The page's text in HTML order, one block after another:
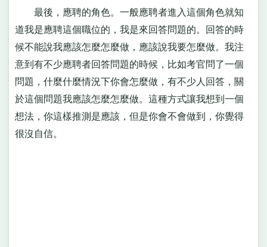
最後，應聘的角色。一般應聘者進入這個角色就知
道我是應聘這個職位的，我是來回答問題的。回答的時
候不能說我應該怎麼怎麼做，應該說我要怎麼做。我注
意到有不少應聘者回答問題的時候，比如考官問了一個
問題，什麼什麼情況下你會怎麼做，有不少人回答，關
於這個問題我應該怎麼怎麼做。這種方式讓我想到一個
想法，你這樣推測是應該，但是你會不會做到，你覺得
很沒自信。